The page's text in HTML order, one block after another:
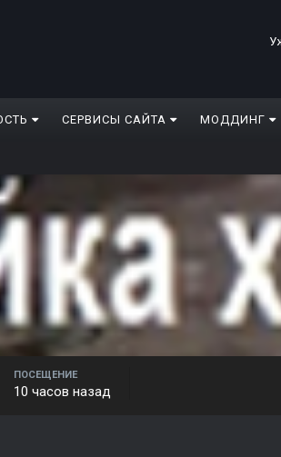
СЕРВИСЫ САЙТА МОДДИНГ
ПОСЕЩЕНИЕ
10 часов назад